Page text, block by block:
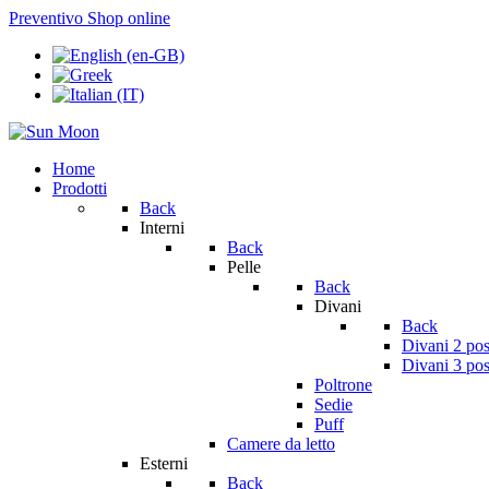
Preventivo Shop online
Home
Prodotti
Back
Interni
Back
Pelle
Back
Divani
Back
Divani 2
Divani 3
Poltrone
Sedie
Puff
Camere da letto
Esterni
Back